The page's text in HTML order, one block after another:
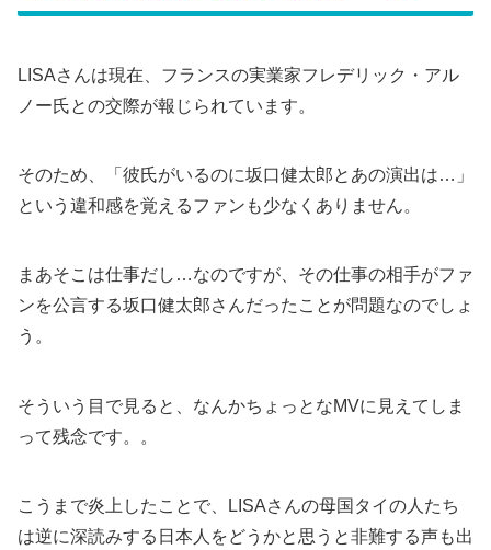
LISAさんは現在、フランスの実業家フレデリック・アル
ノー氏との交際が報じられています。
そのため、「彼氏がいるのに坂口健太郎とあの演出は…」
という違和感を覚えるファンも少なくありません。
まあそこは仕事だし…なのですが、その仕事の相手がファ
ンを公言する坂口健太郎さんだったことが問題なのでしょ
う。
そういう目で見ると、なんかちょっとなMVに見えてしま
って残念です。。
こうまで炎上したことで、LISAさんの母国タイの人たち
は逆に深読みする日本人をどうかと思うと非難する声も出